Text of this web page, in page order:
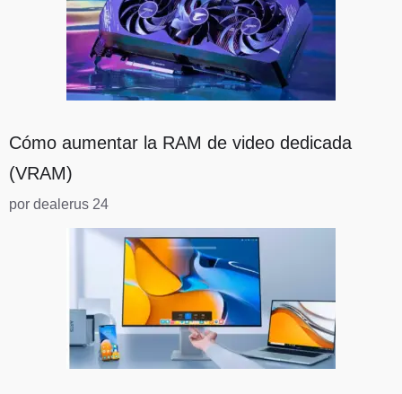
Cómo aumentar la RAM de video dedicada
(VRAM)
por dealerus 24